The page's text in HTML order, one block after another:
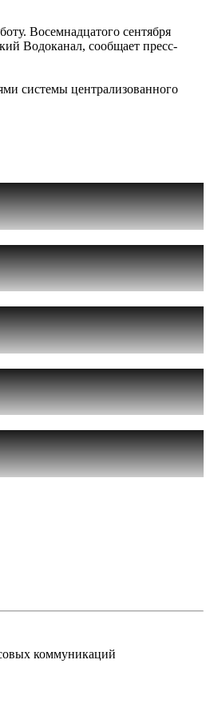
Восемнадцатого сентября
Водоканал, сообщает пресс-
системы централизованного
коммуникаций